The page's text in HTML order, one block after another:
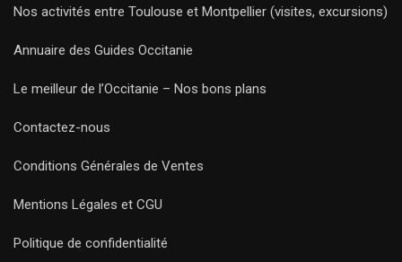
Nos activités entre Toulouse et Montpellier (visites, excursions)
Annuaire des Guides Occitanie
Le meilleur de l’Occitanie – Nos bons plans
Contactez-nous
Conditions Générales de Ventes
Mentions Légales et CGU
Politique de confidentialité